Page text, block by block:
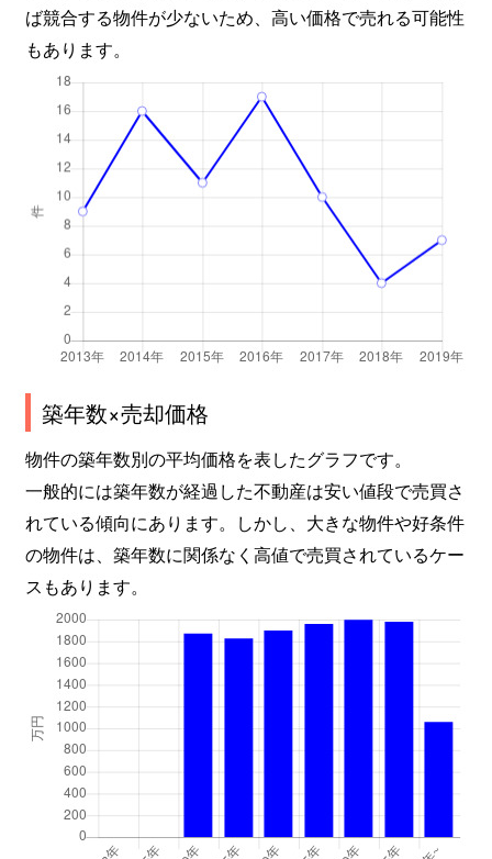
ば競合する物件が少ないため、高い価格で売れる可能性
もあります。
築年数×売却価格
物件の築年数別の平均価格を表したグラフです。
一般的には築年数が経過した不動産は安い値段で売買さ
れている傾向にあります。しかし、大きな物件や好条件
の物件は、築年数に関係なく高値で売買されているケー
スもあります。